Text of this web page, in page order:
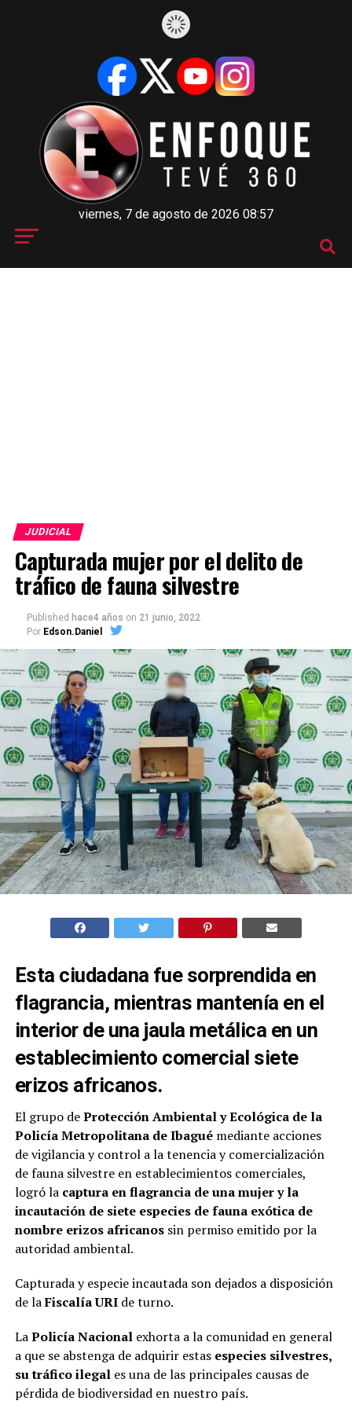
viernes, 7 de agosto de 2026 08:57
JUDICIAL
Capturada mujer por el delito de
tráfico de fauna silvestre
Published hace4 años on 21 junio, 2022
Por Edson.Daniel
Esta ciudadana fue sorprendida en
flagrancia, mientras mantenía en el
interior de una jaula metálica en un
establecimiento comercial siete
erizos africanos.
El grupo deProtección Ambiental y Ecológica de la
Policía Metropolitana de Ibaguémediante acciones
de vigilancia y control a la tenencia y comercialización
de fauna silvestre en establecimientos comerciales,
logró la captura en flagrancia de una mujer y la
incautación de siete especies de fauna exótica de
nombre erizos africanossin permiso emitido por la
autoridad ambiental.
Capturada y especie incautada son dejados a disposición
de laFiscalía URIde turno.
LaPolicía Nacionalexhorta a la comunidad en general
a que se abstenga de adquirir estas especies silvestres,
su tráfico ilegales una de las principales causas de
pérdida de biodiversidad en nuestro país.